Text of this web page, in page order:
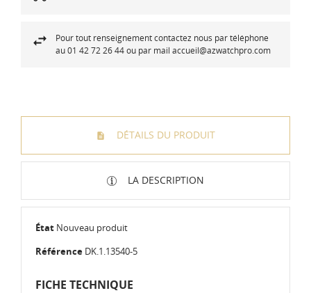
Pour tout renseignement contactez nous par téléphone
au 01 42 72 26 44 ou par mail accueil@azwatchpro.com
DÉTAILS DU PRODUIT
LA DESCRIPTION
État Nouveau produit
Référence DK.1.13540-5
FICHE TECHNIQUE